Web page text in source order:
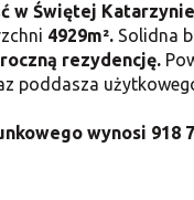
w Świętej Katarzynie
4929m². Solidna
rezydencję.
poddasza
wynosi 918